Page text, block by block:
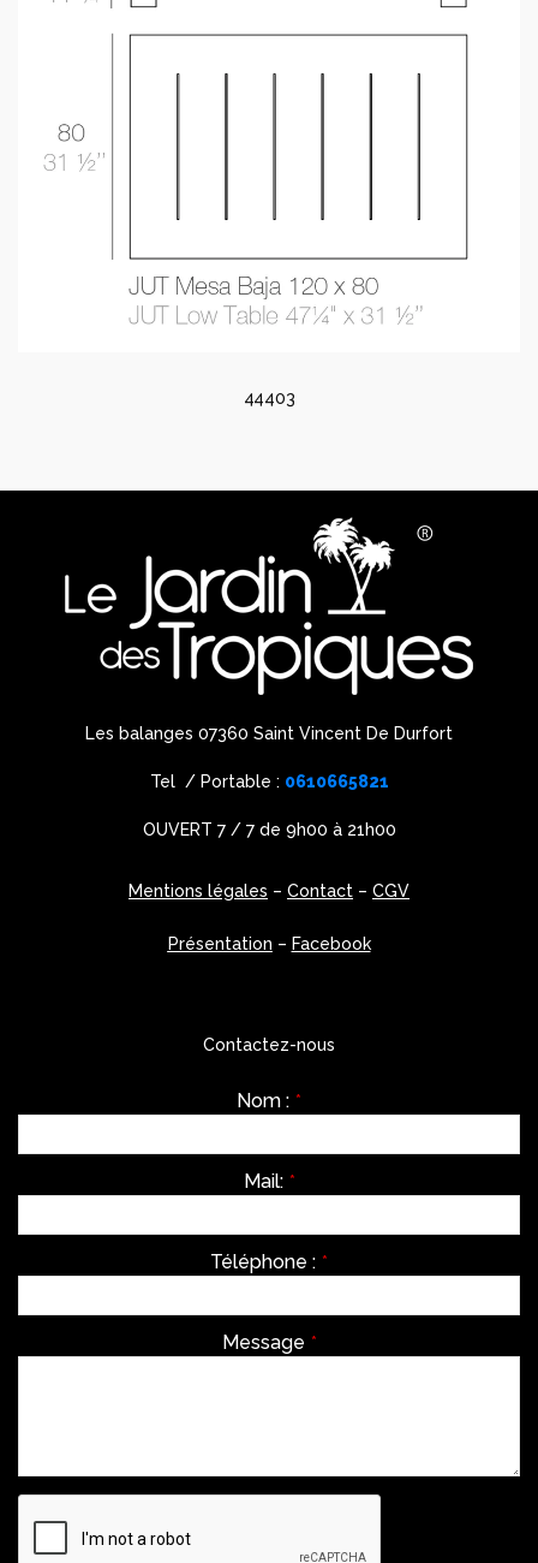
44403
Les balanges 07360 Saint Vincent De Durfort
Tel / Portable : 0610665821
OUVERT 7 / 7 de 9h00 à 21h00
Mentions légales – Contact – CGV
Présentation – Facebook
Contactez-nous
Nom : *
Mail: *
Téléphone : *
Message *